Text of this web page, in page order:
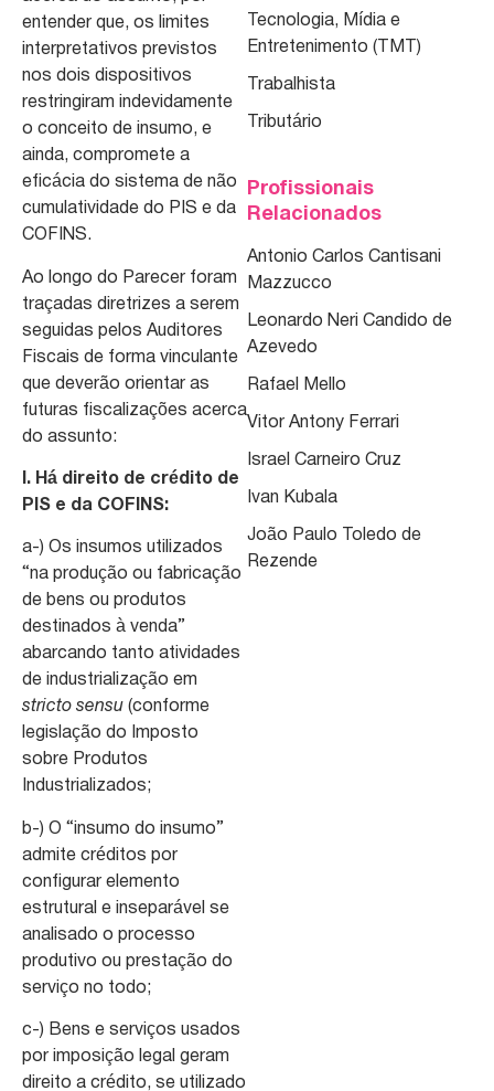
entender que, os limites
interpretativos previstos
nos dois dispositivos
restringiram indevidamente
o conceito de insumo, e
ainda, compromete a
eficácia do sistema de não
cumulatividade do PIS e da
COFINS.
Ao longo do Parecer foram
traçadas diretrizes a serem
seguidas pelos Auditores
Fiscais de forma vinculante
que deverão orientar as
futuras fiscalizações acerca
do assunto:
I. Há direito de crédito de
PIS e da COFINS:
a-) Os insumos utilizados
“na produção ou fabricação
de bens ou produtos
destinados à venda”
abarcando tanto atividades
de industrialização em
stricto sensu (conforme
legislação do Imposto
sobre Produtos
Industrializados;
b-) O “insumo do insumo”
admite créditos por
configurar elemento
estrutural e inseparável se
analisado o processo
produtivo ou prestação do
serviço no todo;
c-) Bens e serviços usados
por imposição legal geram
direito a crédito, se utilizado
Tecnologia, Mídia e
Entretenimento (TMT)
Trabalhista
Tributário
Profissionais
Relacionados
Antonio Carlos Cantisani
Mazzucco
Leonardo Neri Candido de
Azevedo
Rafael Mello
Vitor Antony Ferrari
Israel Carneiro Cruz
Ivan Kubala
João Paulo Toledo de
Rezende